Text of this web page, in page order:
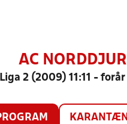
AC
2 (2009) 11:11 -